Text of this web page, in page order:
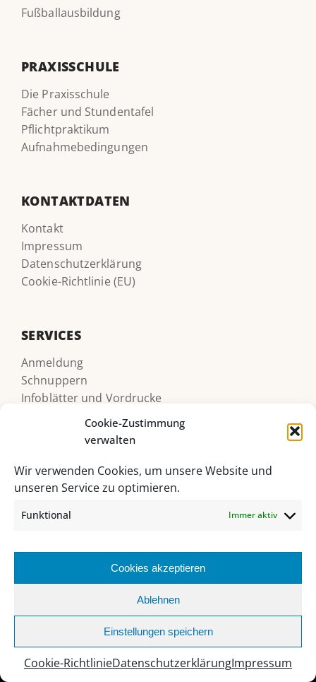
Cookie-Zustimmung
verwalten
Wir verwenden Cookies, um unsere Website und
unseren Service zu optimieren.
Funktional Immer aktiv
Cookies akzeptieren
Ablehnen
Einstellungen speichern
Cookie-RichtlinieDatenschutzerklärungImpressum
Fußballausbildung
PRAXISSCHULE
Die Praxisschule
Fächer und Stundentafel
Pflichtpraktikum
Aufnahmebedingungen
KONTAKTDATEN
Kontakt
Impressum
Datenschutzerklärung
Cookie-Richtlinie (EU)
SERVICES
Anmeldung
Schnuppern
Infoblätter und Vordrucke
Terminkalender
Alle Beiträge/News
Bildungsberatung
Druckerguthaben
HAK/HAS Bad Ischl, Grazer Straße 27, 4820 Bad Ischl